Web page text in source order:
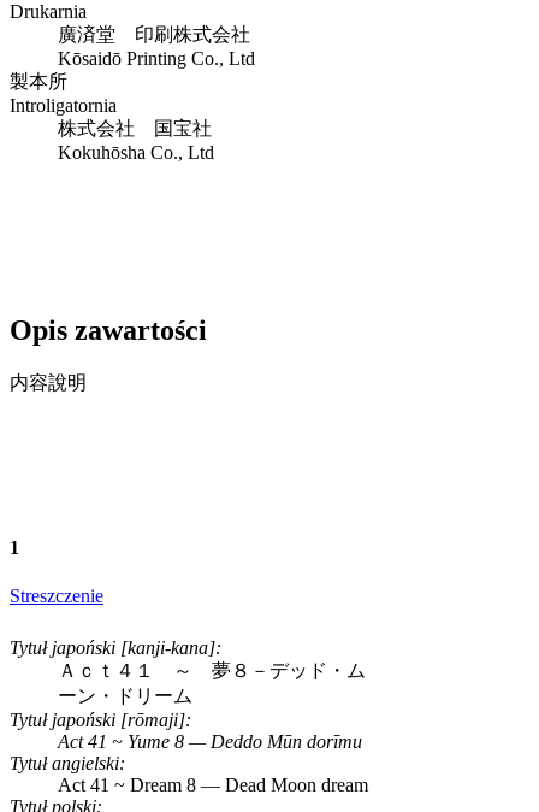
Drukarnia
廣済堂 印刷株式会社
Kōsaidō Printing Co., Ltd
製本所
Introligatornia
株式会社 国宝社
Kokuhōsha Co., Ltd
Opis zawartości
内容說明
1
Streszczenie
Tytuł japoński [kanji-kana]:
Ａｃｔ４１ ～ 夢８－デッド・ム
ーン・ドリーム
Tytuł japoński [rōmaji]:
Act 41 ~ Yume 8 — Deddo Mūn dorīmu
Tytuł angielski:
Act 41 ~ Dream 8 — Dead Moon dream
Tytuł polski: